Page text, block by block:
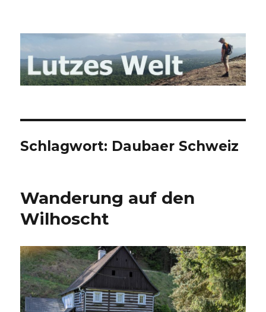
Lutzes- Welt Blog
Schlagwort: Daubaer Schweiz
Wanderung auf den
Wilhoscht